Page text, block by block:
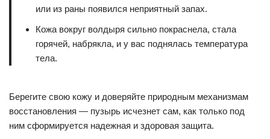
или из раны появился неприятный запах.
Кожа вокруг волдыря сильно покраснела, стала
горячей, набрякла, и у вас поднялась температура
тела.
Берегите свою кожу и доверяйте природным механизмам
восстановления — пузырь исчезнет сам, как только под
ним сформируется надежная и здоровая защита.